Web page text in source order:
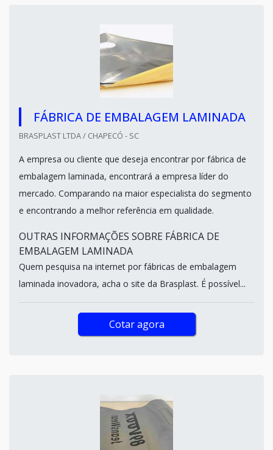
FÁBRICA DE EMBALAGEM LAMINADA
BRASPLAST LTDA / CHAPECÓ - SC
A empresa ou cliente que deseja encontrar por fábrica de
embalagem laminada, encontrará a empresa líder do
mercado. Comparando na maior especialista do segmento
e encontrando a melhor referência em qualidade.
OUTRAS INFORMAÇÕES SOBRE FÁBRICA DE
EMBALAGEM LAMINADA
Quem pesquisa na internet por fábricas de embalagem
laminada inovadora, acha o site da Brasplast. É possível...
Cotar agora